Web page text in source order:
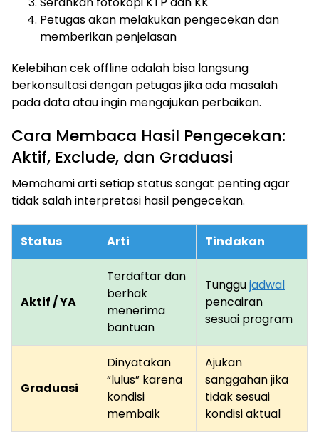
Petugas akan melakukan pengecekan dan
memberikan penjelasan
Kelebihan cek offline adalah bisa langsung
berkonsultasi dengan petugas jika ada masalah
pada data atau ingin mengajukan perbaikan.
Cara Membaca Hasil Pengecekan:
Aktif, Exclude, dan Graduasi
Memahami arti setiap status sangat penting agar
tidak salah interpretasi hasil pengecekan.
Status Arti Tindakan
Aktif / YA
Terdaftar dan
berhak
menerima
bantuan
Tunggujadwal
pencairan
sesuai program
Graduasi
Dinyatakan
“lulus” karena
kondisi
membaik
Ajukan
sanggahan jika
tidak sesuai
kondisi aktual